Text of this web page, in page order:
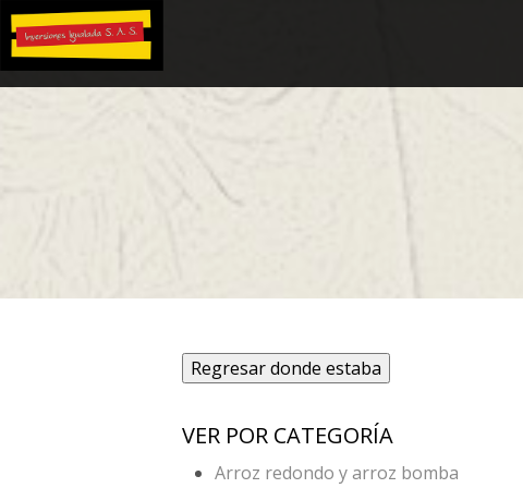
Regresar donde estaba
VER POR CATEGORÍA
Arroz redondo y arroz bomba